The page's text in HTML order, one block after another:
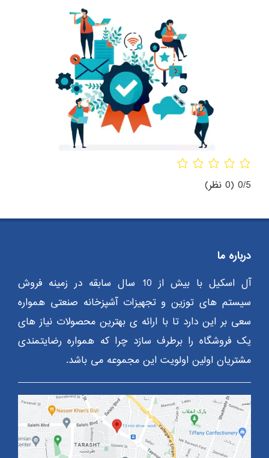
0/5 (0 نظر)
درباره ما
آل اسکیل با بیش از 10 سال سابقه در زمینه فروش
سیستم های توزین و تجهیزات آشپزخانه صنعتی همواره
سعی بر این دارد تا با ارائه ی بهترین محصولات نیاز های
یک فروشگاه را برطرف سازد چرا که همواره رضایتمندی
مشتریان اولین اولویت این مجموعه می باشد.